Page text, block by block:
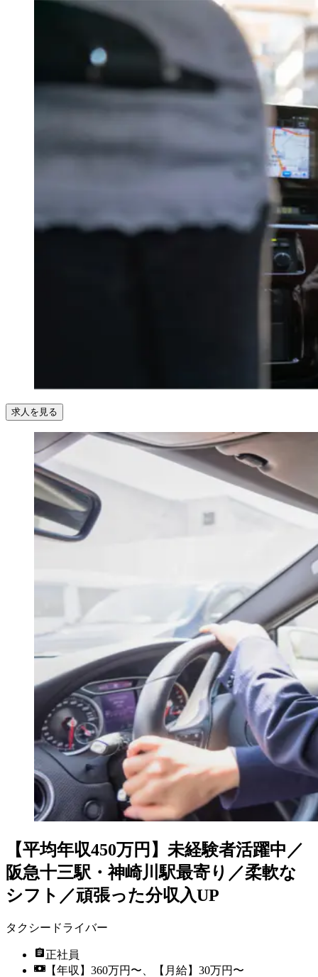
求人を見る
【平均年収450万円】未経験者活躍中／
阪急十三駅・神崎川駅最寄り／柔軟な
シフト／頑張った分収入UP
タクシードライバー
正社員
【年収】360万円〜、【月給】30万円〜